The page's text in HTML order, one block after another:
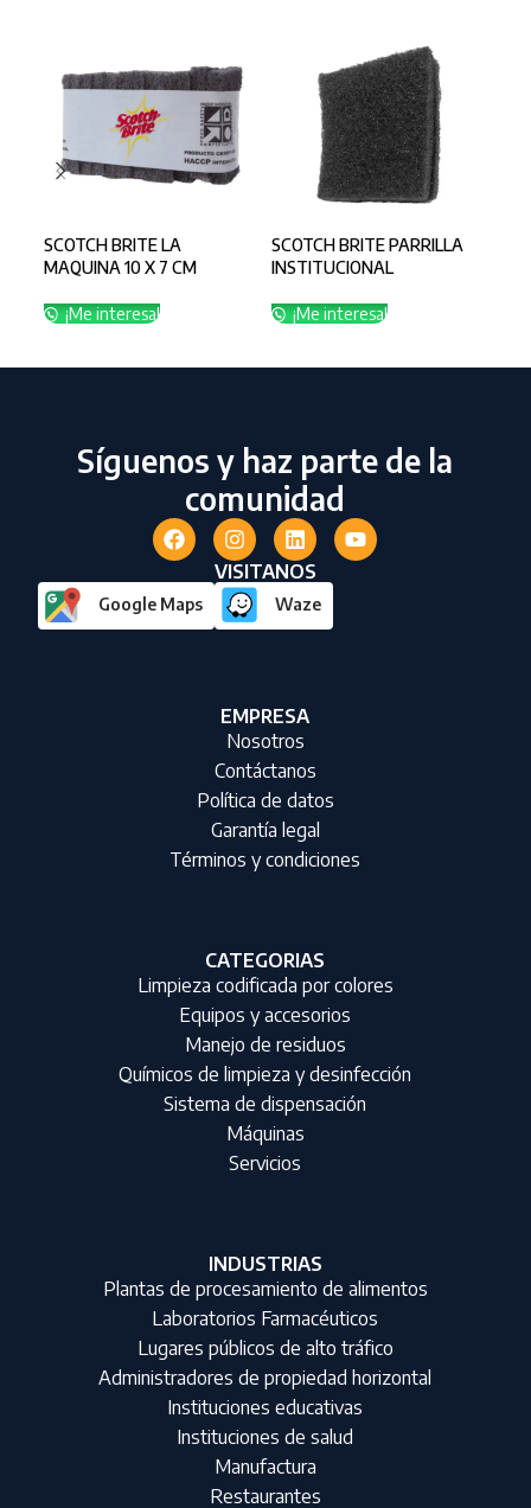
SCOTCH BRITE LA
MAQUINA 10 X 7 CM
¡Me interesa!
SCOTCH BRITE PARRILLA
INSTITUCIONAL
¡Me interesa!
Síguenos y haz parte de la
comunidad
VISITANOS
Google Maps Waze
EMPRESA
Nosotros
Contáctanos
Política de datos
Garantía legal
Términos y condiciones
CATEGORIAS
Limpieza codificada por colores
Equipos y accesorios
Manejo de residuos
Químicos de limpieza y desinfección
Sistema de dispensación
Máquinas
Servicios
INDUSTRIAS
Plantas de procesamiento de alimentos
Laboratorios Farmacéuticos
Lugares públicos de alto tráfico
Administradores de propiedad horizontal
Instituciones educativas
Instituciones de salud
Manufactura
Restaurantes